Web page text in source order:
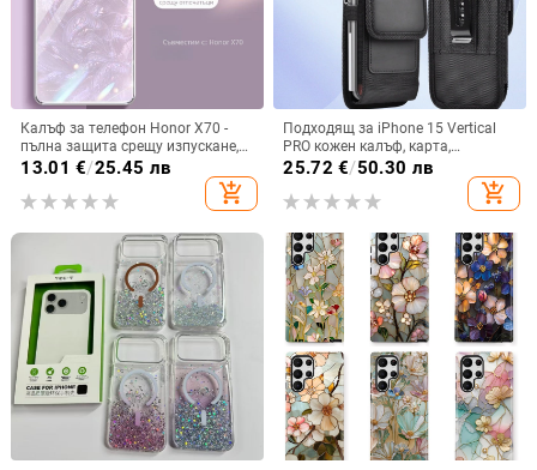
Калъф за телефон Honor X70 -
пълна защита срещу изпускане,
закалено стъкло, модел Аурора
13.01 €/25.45 лв
add_shopping_cart
Подходящ за iPhone 15 Vertical
PRO кожен калъф, карта,
оксфордски плат, найлонов плат,
мобилен телефон
25.72 €/50.30 лв
add_shopping_cart